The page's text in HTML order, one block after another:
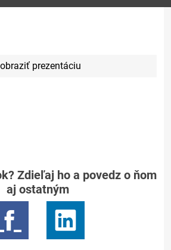
prezentáciu
Zdieľaj ho a povedz o ňom
aj ostatným